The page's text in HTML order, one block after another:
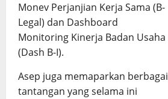
Monev Perjanjian Kerja Sama (B-
Legal) dan Dashboard
Monitoring Kinerja Badan Usaha
(Dash B-I).
Asep juga memaparkan berbagai
tantangan yang selama ini